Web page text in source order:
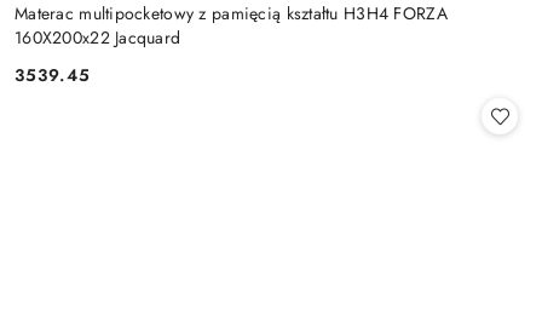
Materac multipocketowy z pamięcią kształtu H3H4 FORZA
160X200x22 Jacquard
Cena:
3539.45